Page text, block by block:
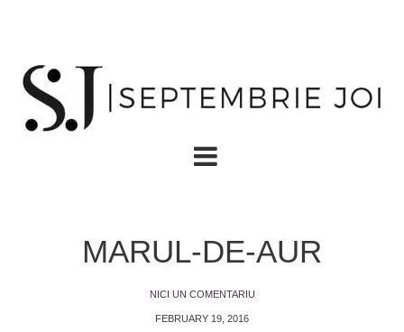
MARUL-DE-AUR
NICI UN COMENTARIU
FEBRUARY 19, 2016